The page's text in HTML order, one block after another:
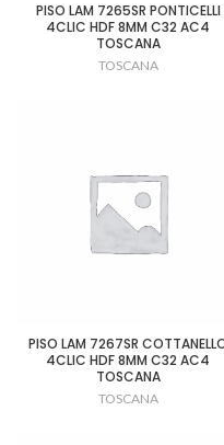
PISO LAM 7265SR PONTICELLI
4CLIC HDF 8MM C32 AC4
TOSCANA
TOSCANA
PISO LAM 7267SR
4CLIC HDF 8MM C32 AC4
TOSCANA
TOSCANA